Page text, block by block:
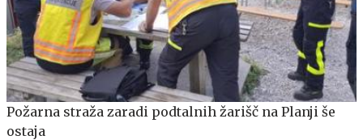
Požarna straža zaradi podtalnih žarišč na Planji še
ostaja